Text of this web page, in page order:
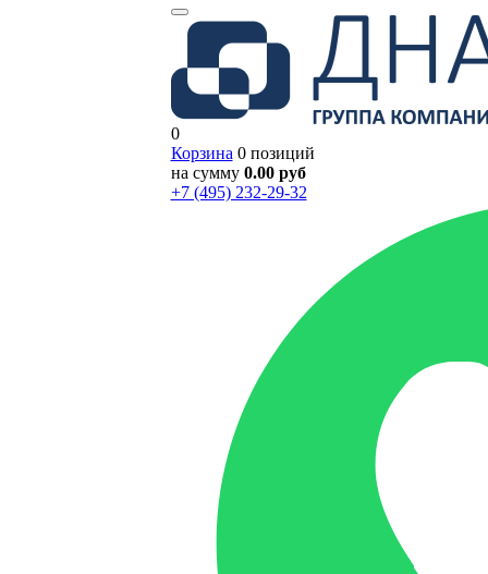
0
Корзина 0 позиций
на сумму 0.00 руб
+7 (495) 232-29-32